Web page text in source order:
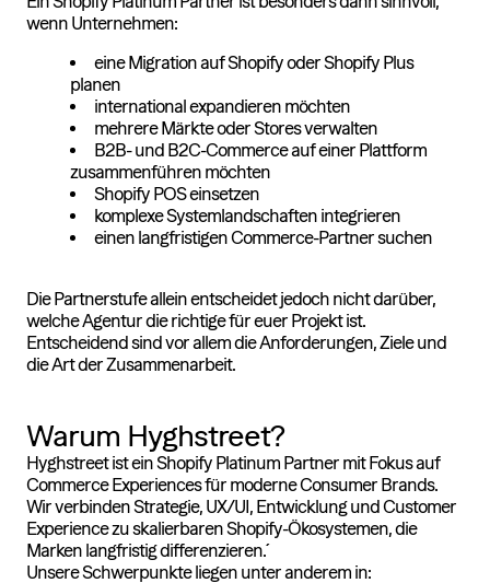
wenn Unternehmen:
eine Migration auf Shopify oder Shopify Plus
planen
international expandieren möchten
mehrere Märkte oder Stores verwalten
B2B- und B2C-Commerce auf einer Plattform
zusammenführen möchten
Shopify POS einsetzen
komplexe Systemlandschaften integrieren
einen langfristigen Commerce-Partner suchen
Die Partnerstufe allein entscheidet jedoch nicht darüber,
welche Agentur die richtige für euer Projekt ist.
Entscheidend sind vor allem die Anforderungen, Ziele und
die Art der Zusammenarbeit.
Warum Hyghstreet?
Hyghstreet ist ein Shopify Platinum Partner mit Fokus auf
Commerce Experiences für moderne Consumer Brands.
Wir verbinden Strategie, UX/UI, Entwicklung und Customer
Experience zu skalierbaren Shopify-Ökosystemen, die
Marken langfristig differenzieren.´
Unsere Schwerpunkte liegen unter anderem in: